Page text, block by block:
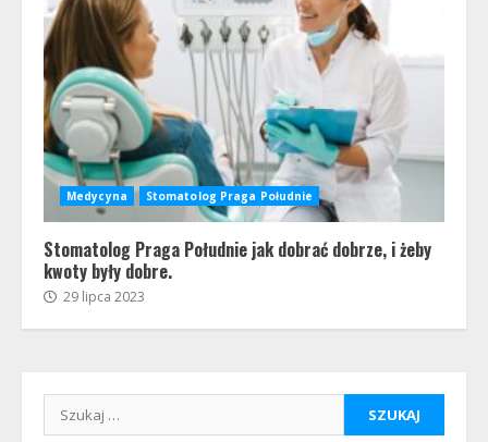
Medycyna Stomatolog Praga Południe
Stomatolog Praga Południe jak dobrać dobrze, i żeby
kwoty były dobre.
29 lipca 2023
Szukaj: